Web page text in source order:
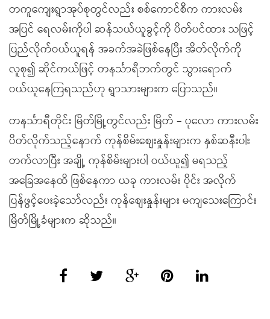
တကူကျေးရွာအုပ်စုတွင်လည်း စစ်ကောင်စီက ကားလမ်း
အပြင် ရေလမ်းကိုပါ ဆန်သယ်ယူခွင့်ကို ပိတ်ပင်ထား သဖြင့်
ပြည်လိုက်ဝယ်ယူရန် အခက်အခဲဖြစ်နေပြီး အိတ်လိုက်ကို
လူစု၍ ဆိုင်ကယ်ဖြင့် တနင်္သာရီဘက်တွင် သွားရောက်
ဝယ်ယူနေကြရသည်ဟု ရွာသားများက ပြောသည်။
တနင်္သာရီတိုင်း မြိတ်မြို့တွင်လည်း မြိတ် – ပုလော ကားလမ်း
ပိတ်လိုက်သည့်နောက် ကုန်စိမ်းစျေးနှုန်းများက နှစ်ဆနီးပါး
တက်လာပြီး အချို့ ကုန်စိမ်းများပါ ဝယ်ယူ၍ မရသည့်
အခြေအနေထိ ဖြစ်နေကာ ယခု ကားလမ်း ပိုင်း အလိုက်
ပြန်ဖွင့်ပေးခဲ့သော်လည်း ကုန်စျေးနှုန်းများ မကျသေးကြောင်း
မြိတ်မြို့ခံများက ဆိုသည်။